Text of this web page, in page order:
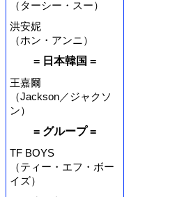
（ターシー・スー）
洪安妮
（ホン・アンニ）
= 日本韓国 =
王嘉爾
（Jackson／ジャクソ
ン）
= グループ =
TF BOYS
（ティー・エフ・ボー
イズ）